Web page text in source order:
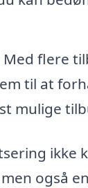
Med flere
til at
mulige
ikke
også